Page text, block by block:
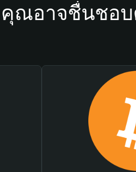
คุณอาจชื่นชอบ